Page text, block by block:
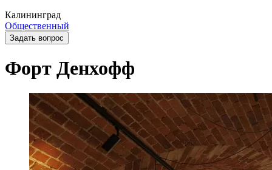
Калининград
Общественный
Задать вопрос
Форт Денхофф